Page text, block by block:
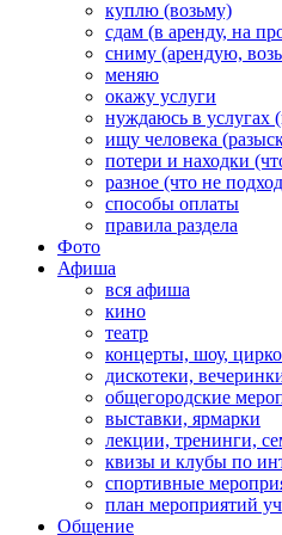
куплю (возьму)
сдам (в аренду, на
сниму (арендую,
меняю
окажу услуги
нуждаюсь в услугах
ищу человека
потери и находки
разное (что не
способы оплаты
правила раздела
Фото
Афиша
вся афиша
кино
театр
концерты, шоу,
дискотеки,
общегородские
выставки, ярмарки
лекции, тренинги,
квизы и клубы по
спортивные
план мероприятий
Общение